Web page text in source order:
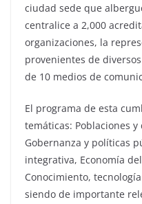
ciudad sede que
centralice a 2,000
organizaciones, la
provenientes de
de 10 medios de
El programa de esta
temáticas: Poblaciones
Gobernanza y políticas
integrativa, Economía
Conocimiento,
siendo de importante